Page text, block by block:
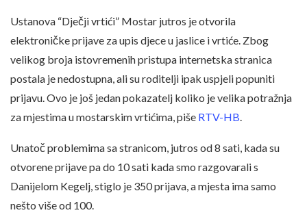
Ustanova “Dječji vrtići” Mostar jutros je otvorila
elektroničke prijave za upis djece u jaslice i vrtiće. Zbog
velikog broja istovremenih pristupa internetska stranica
postala je nedostupna, ali su roditelji ipak uspjeli popuniti
prijavu. Ovo je još jedan pokazatelj koliko je velika potražnja
za mjestima u mostarskim vrtićima, piše RTV-HB
Unatoč problemima sa stranicom, jutros od 8 sati, kada su
otvorene prijave pa do 10 sati kada smo razgovarali s
Danijelom Kegelj, stiglo je 350 prijava, a mjesta ima samo
nešto više od 100.